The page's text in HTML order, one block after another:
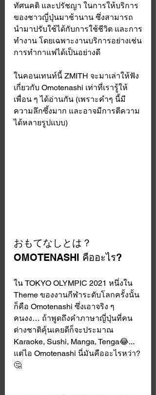
ทัศนคติ และปรัชญา ในการให้บริการ
ของชาวญี่ปุ่นมาช้านาน ซึ่งสามารถ
นำมาปรับใช้ได้กับการใช้ชีวิต และการ
ทำงาน โดยเฉพาะงานบริการอย่างเช่น
การทำกาแฟได้เป็นอย่างดี
ในคอนเทนท์นี้ ZMITH จะมาเล่าให้ฟัง
เกี่ยวกับ Omotenashi เท่าที่เรารู้ให้
เพื่อน ๆ ได้อ่านกัน (เพราะคำๆ นี้มี
ความลึกซึ้งมาก และอาจมีการตีความ
ได้หลายรูปแบบ)
おもてなしとは？
OMOTENASHI คืออะไร?
ใน TOKYO OLYMPIC 2021 หนึ่งใน
Theme ของงานกีฬาระดับโลกครั้งนั้น
ก็คือ Omotenashi ซึ่งเอาจริง ๆ
คนงง… ถ้าพูดถึงคำภาษาญี่ปุ่นที่คน
ต่างชาติคุ้นเคยดีก็จะประมาณ
Karaoke, Sushi, Manga, Tenga😂...
แต่ไอ Omotenashi นี่มันคืออะไรหว่า?
🤔